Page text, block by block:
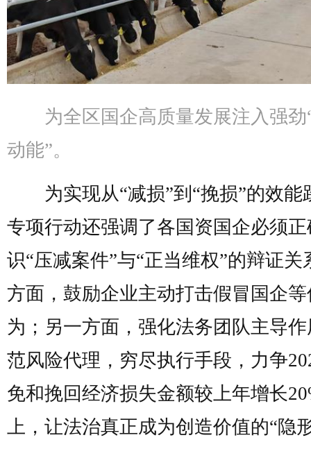
为全区国企高质量发展注入强劲
动能”。
为实现从“减损”到“挽损”的效能
专项行动还强调了各国资国企必须
识“压减案件”与“正当维权”的辩证关
方面，鼓励企业主动打击假冒国企
为；另一方面，强化法务团队主导
范风险代理，穷尽执行手段，力争
免和挽回经济损失金额较上年增长
上，让法治真正成为创造价值的“隐